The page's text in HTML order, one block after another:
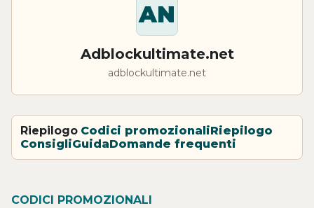
AN
Adblockultimate.net
adblockultimate.net
Riepilogo Codici promozionaliRiepilogo
ConsigliGuidaDomande frequenti
CODICI PROMOZIONALI